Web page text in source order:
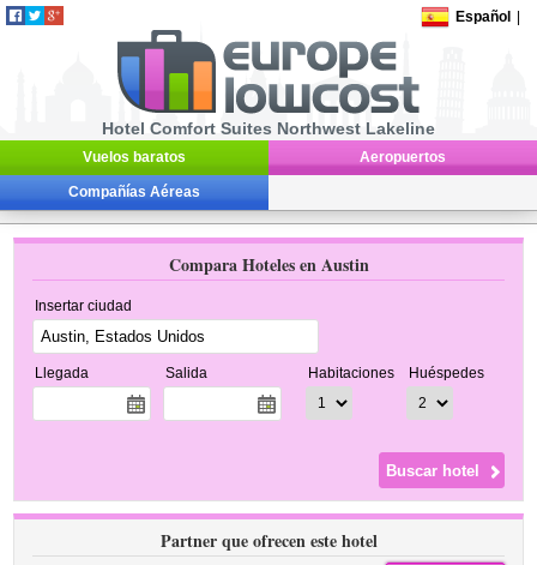
Español
Hotel Comfort Suites Northwest Lakeline
Vuelos baratos Aeropuertos
Compañías Aéreas
Compara Hoteles en Austin
Insertar ciudad
Llegada Salida Habitaciones Huéspedes
Partner que ofrecen este hotel